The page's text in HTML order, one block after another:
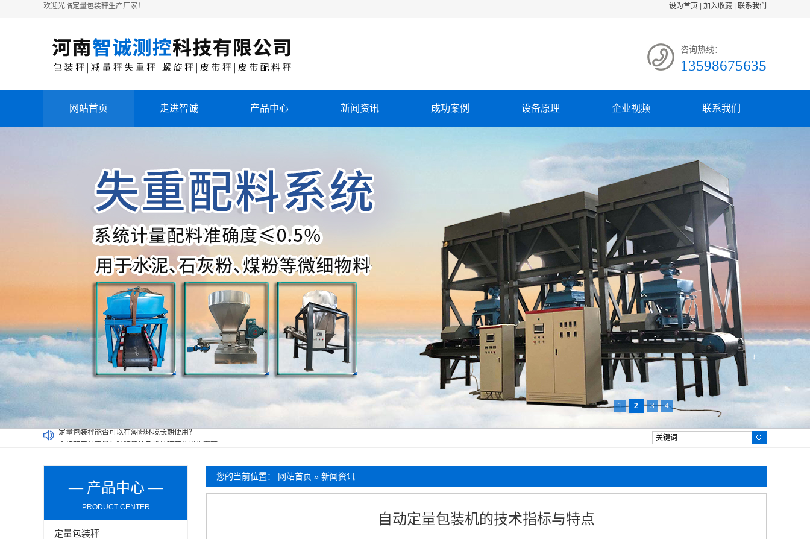
欢迎光临定量包装秤生产厂家！ 设为首页 加入收藏 联系我们
咨询热线：
13598675635
网站首页 走进智诚 产品中心 新闻资讯 成功案例 设备原理 企业视频 联系我们
1 2 3 4
介绍双工位定量包装秤清洁及维护环节的操作事项
买二手定量包装秤一定要考虑以下因素，切记！
您的当前位置： 网站首页 » 新闻资讯
自动定量包装机的技术指标与特点
— 产品中心 —
PRODUCT CENTER
定量包装秤